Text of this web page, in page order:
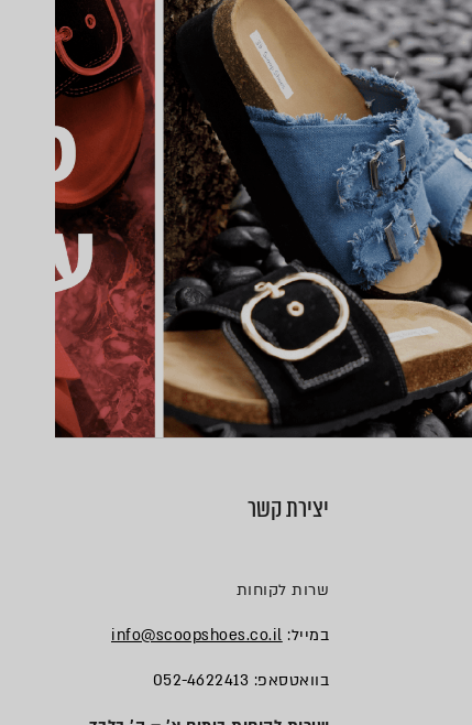
יצירת קשר
שרות לקוחות
במייל: info@scoopshoes.co.il
בוואטסאפ: 052-4622413